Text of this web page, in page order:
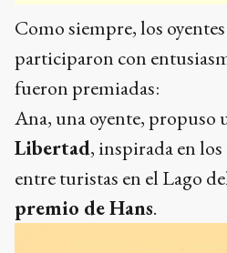
Como siempre, los
participaron con
fueron premiadas:
Ana, una oyente, propuso
Libertad, inspirada en
entre turistas en el Lago
premio de Hans.